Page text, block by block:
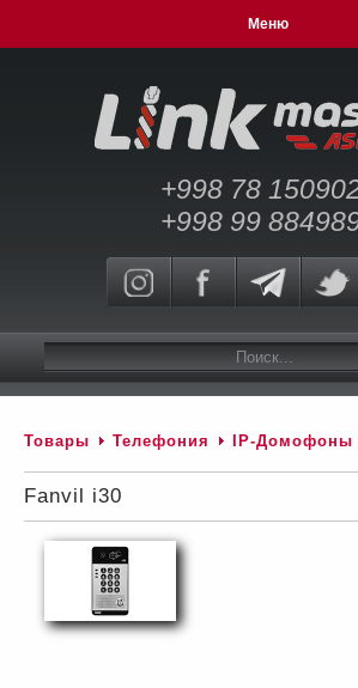
Меню
+998 78
+998 99
Товары Телефония IP-Домофоны
Fanvil i30